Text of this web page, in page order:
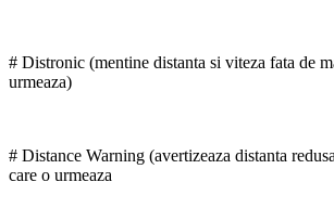
# Distronic (mentine distanta si viteza fata de
urmeaza)
# Distance Warning (avertizeaza distanta
care o urmeaza